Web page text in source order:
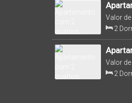
Itajuba
Valor
Brasil
2
77
m²
Itajuba
Valor
Brasil
2